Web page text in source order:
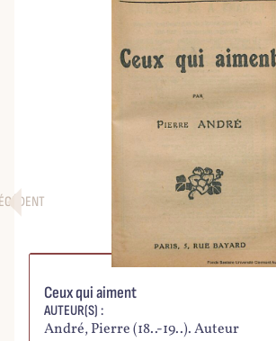
Ceux qui aiment
AUTEUR(S) :
André, Pierre (18..-19..). Auteur